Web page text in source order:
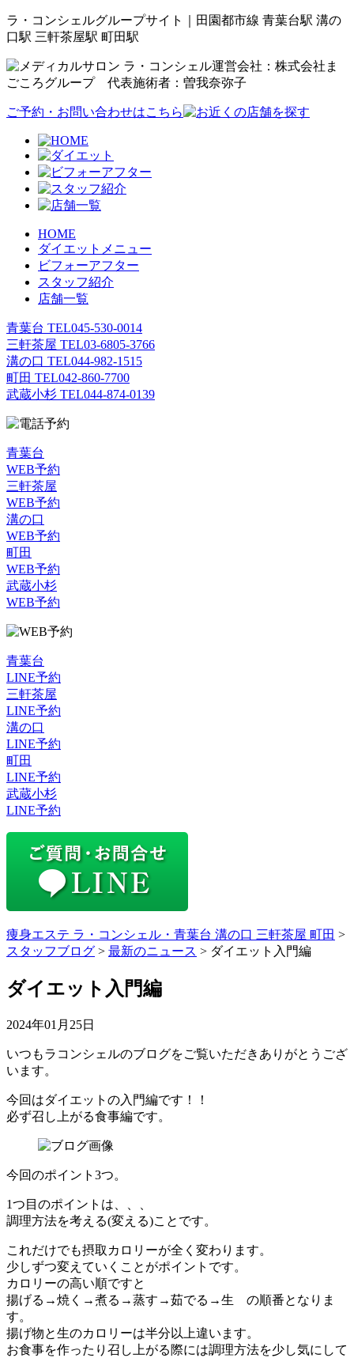
ラ・コンシェルグループサイト｜田園都市線 青葉台駅 溝の
口駅 三軒茶屋駅 町田駅
運営会社：株式会社ま
ごころグループ 代表施術者：曽我奈弥子
ご予約・お問い合わせはこちら
HOME
ダイエットメニュー
ビフォーアフター
スタッフ紹介
店舗一覧
青葉台 TEL045-530-0014
三軒茶屋 TEL03-6805-3766
溝の口 TEL044-982-1515
町田 TEL042-860-7700
武蔵小杉 TEL044-874-0139
青葉台
WEB予約
三軒茶屋
WEB予約
溝の口
WEB予約
町田
WEB予約
武蔵小杉
WEB予約
青葉台
LINE予約
三軒茶屋
LINE予約
溝の口
LINE予約
町田
LINE予約
武蔵小杉
LINE予約
痩身エステ ラ・コンシェル・青葉台 溝の口 三軒茶屋 町田 >
スタッフブログ > 最新のニュース > ダイエット入門編
ダイエット入門編
2024年01月25日
いつもラコンシェルのブログをご覧いただきありがとうござ
います。
今回はダイエットの入門編です！！
必ず召し上がる食事編です。
今回のポイント3つ。
1つ目のポイントは、、、
調理方法を考える(変える)ことです。
これだけでも摂取カロリーが全く変わります。
少しずつ変えていくことがポイントです。
カロリーの高い順ですと
揚げる→焼く→煮る→蒸す→茹でる→生 の順番となりま
す。
揚げ物と生のカロリーは半分以上違います。
お食事を作ったり召し上がる際には調理方法を少し気にして